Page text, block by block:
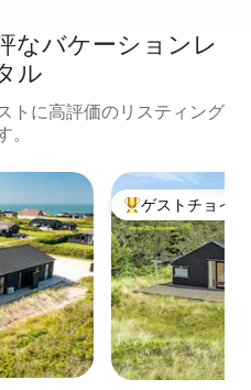
なバケーションレ
ル
トに高評価のリスティング
。
大好評のゲスト
ゲストチョイス